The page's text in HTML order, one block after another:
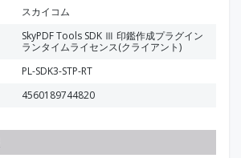
スカイコム
SkyPDF Tools SDK Ⅲ 印鑑作成プラグイン
ランタイムライセンス(クライアント)
PL-SDK3-STP-RT
4560189744820